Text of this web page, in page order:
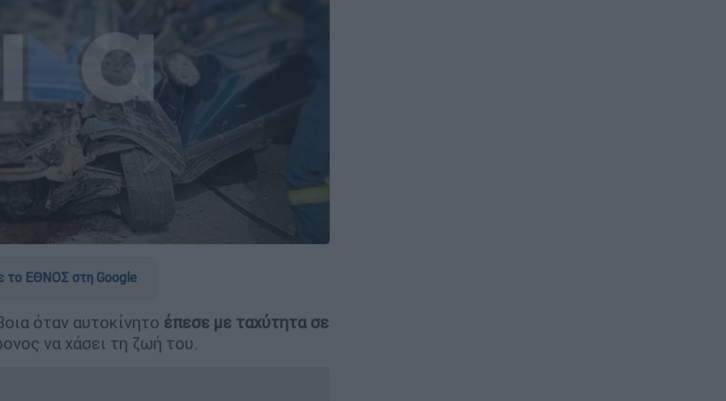
το ΕΘΝΟΣ στη Google
όταν αυτοκίνητο έπεσε με ταχύτητα σε
να χάσει τη ζωή του.